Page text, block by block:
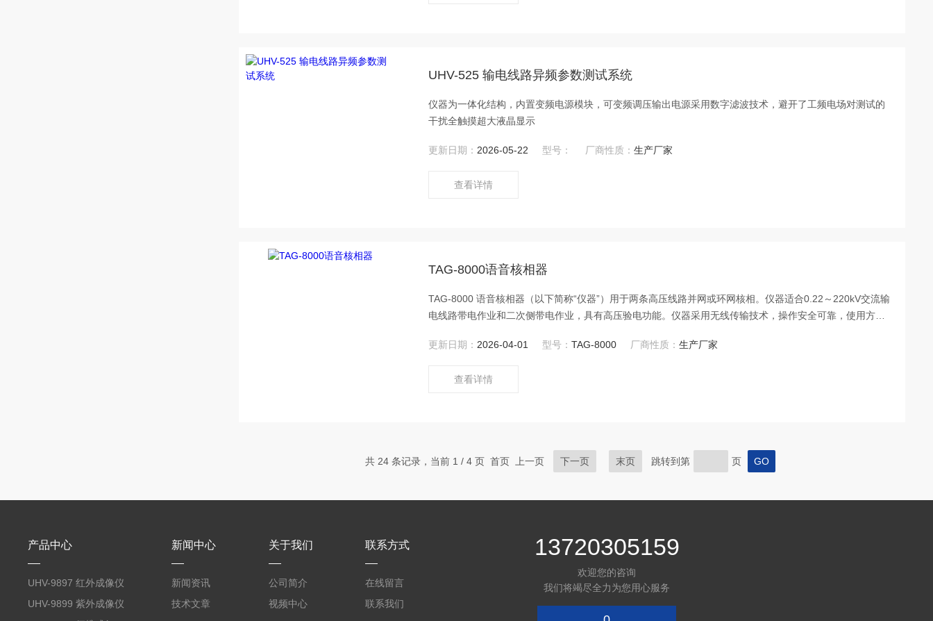
UHV-525 输电线路异频参数测试系统
仪器为一体化结构，内置变频电源模块，可变频调压输出电源采用数字滤波技术，避开了工频电场对测试的
干扰全触摸超大液晶显示
更新日期： 2026-05-22 型号： 厂商性质：生产厂家
查看详情
TAG-8000语音核相器
TAG-8000 语音核相器（以下简称“仪器”）用于两条高压线路并网或环网核相。仪器适合0.22～220kV交流输
电线路带电作业和二次侧带电作业，具有高压验电功能。仪器采用无线传输技术，操作安全可靠，使用方
更新日期： 2026-04-01 型号：TAG-8000 厂商性质：生产厂家
查看详情
共 24 条记录，当前 1 / 4 页 首页 上一页 下一页 末页 跳转到第 页
产品中心
UHV-9897 红外成像仪
UHV-9899 紫外成像仪
新闻中心
新闻资讯
技术文章
关于我们
公司简介
视频中心
联系方式
在线留言
联系我们
13720305159
欢迎您的咨询
我们将竭尽全力为您用心服务